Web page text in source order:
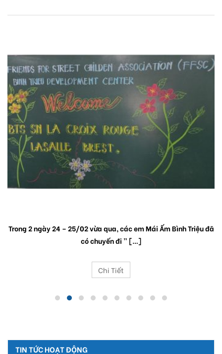
Trong 2 ngày 24 – 25/02 vừa qua, các em Mái Ấm Bình Triệu đã
có chuyến đi ” […]
Chi Tiết
TIN TỨC HOẠT ĐỘNG